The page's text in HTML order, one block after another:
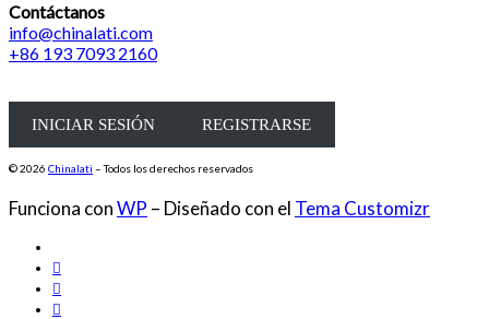
Contáctanos
info@chinalati.com
+86 193 7093 2160
INICIAR SESIÓN REGISTRARSE
© 2026 Chinalati – Todos los derechos reservados
Funciona conWP – Diseñado con el Tema Customizr